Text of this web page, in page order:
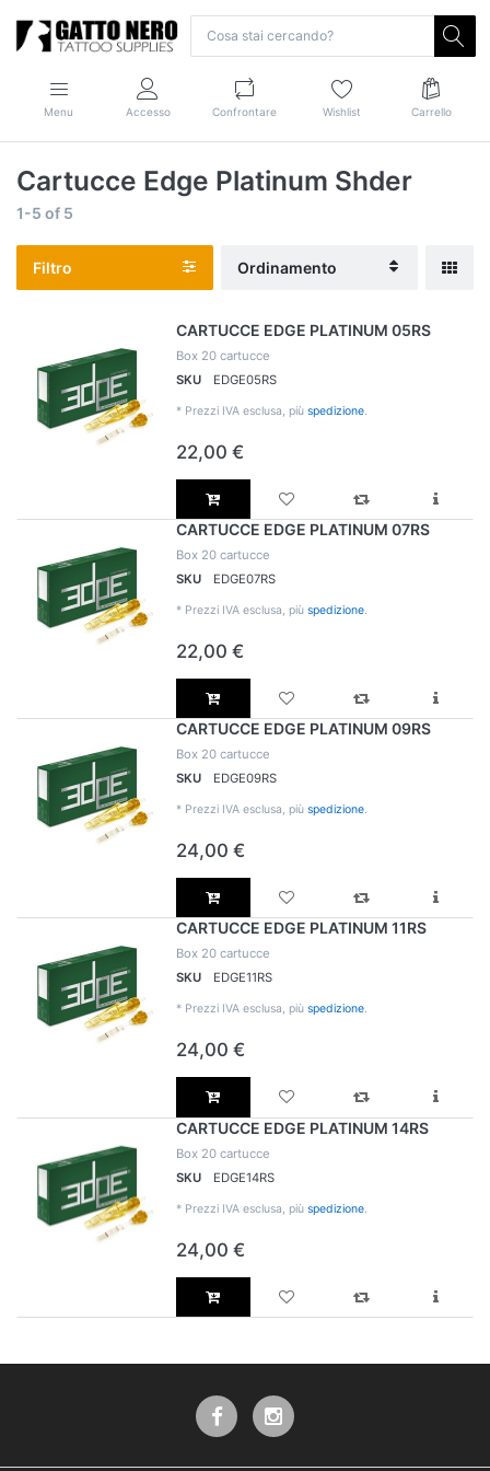
Menu Accesso Confrontare Wishlist Carrello
Cartucce Edge Platinum Shder
1-5 of 5
Filtro Ordinamento
CARTUCCE EDGE PLATINUM 05RS
Box 20 cartucce
SKU
EDGE05RS
* Prezzi IVA esclusa, più spedizione.
22,00 €
CARTUCCE EDGE PLATINUM 07RS
Box 20 cartucce
SKU
EDGE07RS
* Prezzi IVA esclusa, più spedizione.
22,00 €
CARTUCCE EDGE PLATINUM 09RS
Box 20 cartucce
SKU
EDGE09RS
* Prezzi IVA esclusa, più spedizione.
24,00 €
CARTUCCE EDGE PLATINUM 11RS
Box 20 cartucce
SKU
EDGE11RS
* Prezzi IVA esclusa, più spedizione.
24,00 €
CARTUCCE EDGE PLATINUM 14RS
Box 20 cartucce
SKU
EDGE14RS
* Prezzi IVA esclusa, più spedizione.
24,00 €